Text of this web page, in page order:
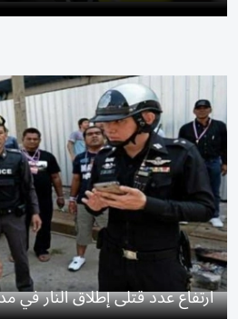
ارتفاع عدد قتلى إطلاق النار في